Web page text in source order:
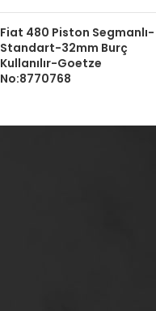
Fiat 480 Piston Segmanlı-
Standart-32mm Burç
Kullanılır-Goetze
No:8770768